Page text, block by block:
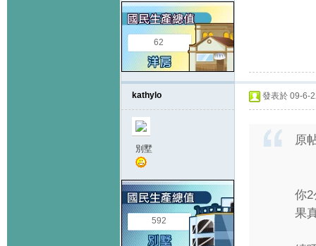
62
kathylo
別墅
592
發表於 09-6-
原
你2
果